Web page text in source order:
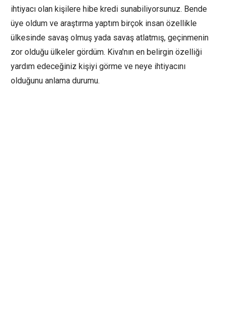
ihtiyacı olan kişilere hibe kredi sunabiliyorsunuz. Bende
üye oldum ve araştırma yaptım birçok insan özellikle
ülkesinde savaş olmuş yada savaş atlatmış, geçinmenin
zor olduğu ülkeler gördüm. Kiva'nın en belirgin özelliği
yardım edeceğiniz kişiyi görme ve neye ihtiyacını
olduğunu anlama durumu.